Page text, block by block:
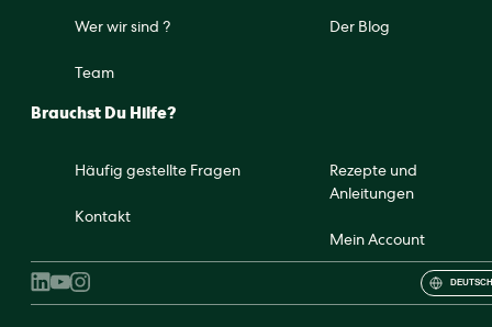
Wer wir sind ?
Team
Der Blog
Brauchst Du Hilfe?
Häufig gestellte Fragen
Kontakt
Rezepte und
Anleitungen
Mein Account